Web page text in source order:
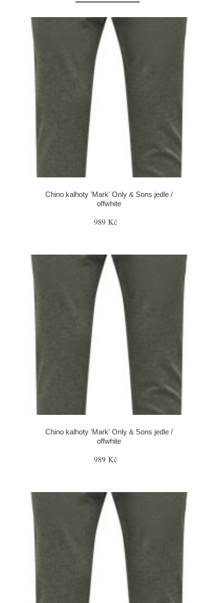
Chino kalhoty 'Mark' Only & Sons jedle /
offwhite
989 Kč
Chino kalhoty 'Mark' Only & Sons jedle /
offwhite
989 Kč